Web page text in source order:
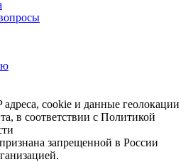
адреса, cookie и данные геолокации
в соответствии с Политикой
запрещенной в России